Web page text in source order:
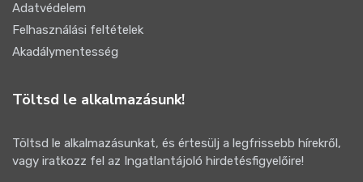
Adatvédelem
Felhasználási feltételek
Akadálymentesség
Töltsd le alkalmazásunk!
Töltsd le alkalmazásunkat, és értesülj a legfrissebb hírekről,
vagy iratkozz fel az Ingatlantájoló hirdetésfigyelőire!